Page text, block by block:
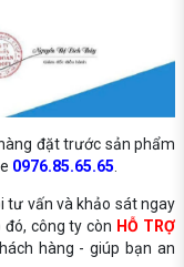
đặt trước sản phẩm
0976.85.65.65
tư vấn và khảo sát ngay
đó, công ty còn HỖ TRỢ
hàng - giúp bạn an